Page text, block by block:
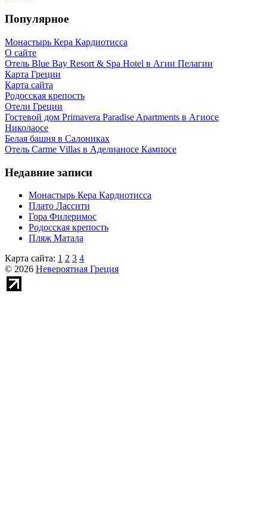
Популярное
Монастырь Кера Кардиотисса
О сайте
Отель Blue Bay Resort & Spa Hotel в Агии Пелагии
Карта Греции
Карта сайта
Родосская крепость
Отели Греции
Гостевой дом Primavera Paradise Apartments в Агиосе
Николаосе
Белая башня в Салониках
Отель Carme Villas в Аделианосе Кампосе
Недавние записи
Монастырь Кера Кардиотисса
Плато Лассити
Гора Филеримос
Родосская крепость
Пляж Матала
Карта сайта: 1 2 3 4
© 2026 Невероятная Греция